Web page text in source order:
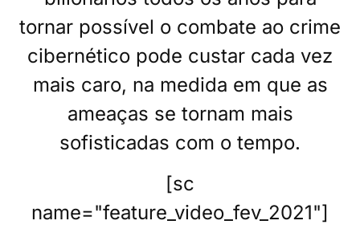
tornar possível o combate ao crime
cibernético pode custar cada vez
mais caro, na medida em que as
ameaças se tornam mais
sofisticadas com o tempo.
[sc
name="feature_video_fev_2021"]